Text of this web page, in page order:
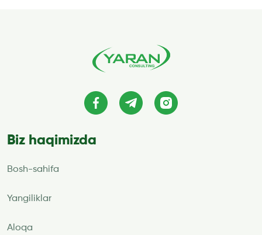
Biz haqimizda
Bosh-sahifa
Yangiliklar
Aloqa